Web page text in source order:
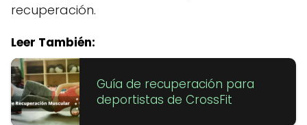
recuperación.
Leer También:
Guía de recuperación para
deportistas de CrossFit